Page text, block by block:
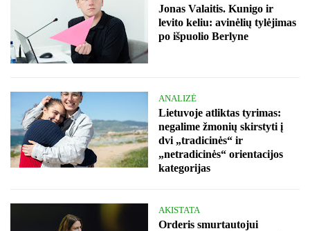
Jonas Valaitis. Kunigo ir
levito keliu: avinėlių tylėjimas
po išpuolio Berlyne
ANALIZĖ
Lietuvoje atliktas tyrimas:
negalime žmonių skirstyti į
dvi „tradicinės“ ir
„netradicinės“ orientacijos
kategorijas
AKISTATA
Orderis smurtautojui